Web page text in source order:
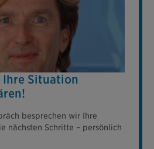
Ihre Situation
besprechen wir Ihre
nächsten Schritte – persönlich